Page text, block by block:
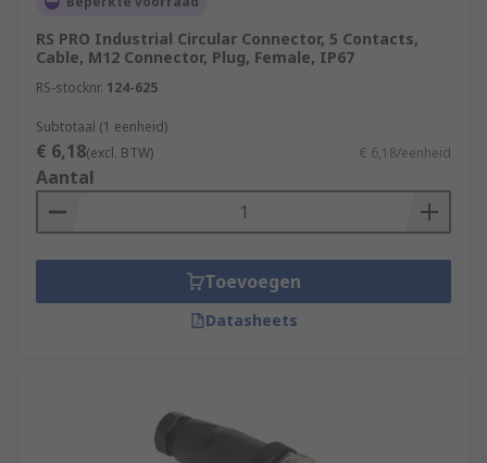
Circular Connectors commonly used sizes:
M12
M8
M23
M9
Miniature
What are Industrial Circular Connectors
electrical devices using different connector
standards. In some cases, circular connectors are
RS PRO Industrial Circular Connector, 5 Contacts,
Cable, M12 Connector, Plug, Female, IP67
RS-stocknr. 124-625
Subtotaal (1 eenheid)
€ 6,18(excl. BTW) € 6,18/eenheid
Aantal
Toevoegen
Datasheets